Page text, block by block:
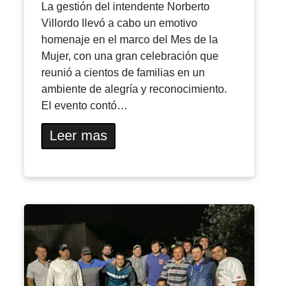
La gestión del intendente Norberto
Villordo llevó a cabo un emotivo
homenaje en el marco del Mes de la
Mujer, con una gran celebración que
reunió a cientos de familias en un
ambiente de alegría y reconocimiento.
El evento contó…
Leer mas